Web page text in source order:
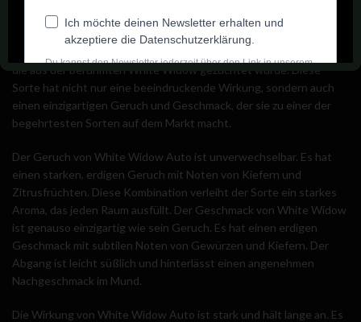
Geruch, Geschmack und Wirkung
die aus der berühmten White Widow gezüchtet wurde. Diese
Sorte hat nicht nur eine beeindruckende Wirkung, sondern auch
einen einzigartigen Geruch und Geschmack, der sie zu einer der
begehrtesten Sorten auf dem Markt macht.
Der Geruch von White Widow Auto ist unverwechselbar. Es hat
einen starken, erdigen Geruch mit Noten von Kiefern und
Zitrusfrüchten. Diese Kombination verleiht der Sorte ein starkes
Aroma, das jeden Raum ausfüllt. Der Geschmack von White Widow
ist genauso einzigartig wie sein Geruch. Es hat einen erdigen
Geschmack mit subtilen Noten von Gewürzen und Kiefern. Der
Abgang ist leicht süßlich und hinterlässt einen angenehmen
Nachgeschmack im Mund.
Die Wirkung von White Widow Auto ist stark und hält lange an. Es